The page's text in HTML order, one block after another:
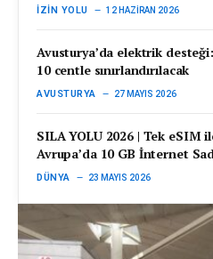
İZIN YOLU 12 HAZIRAN 2026
Avusturya’da elektrik
10 centle sınırlandırılacak
AVUSTURYA 27 MAYIS 2026
SILA YOLU 2026 | Tek eSIM
Avrupa’da 10 GB İnternet
DÜNYA 23 MAYIS 2026